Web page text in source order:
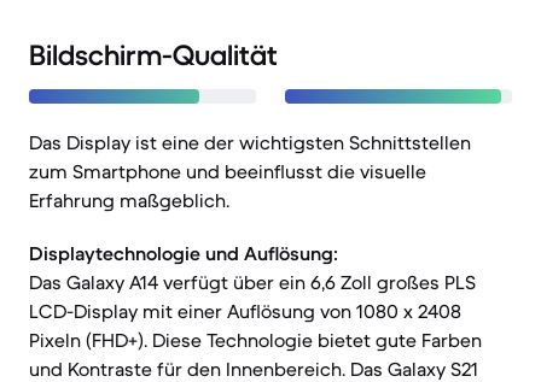
Bildschirm-Qualität
Das Display ist eine der wichtigsten Schnittstellen
zum Smartphone und beeinflusst die visuelle
Erfahrung maßgeblich.
Displaytechnologie und Auflösung:
Das Galaxy A14 verfügt über ein 6,6 Zoll großes PLS
LCD-Display mit einer Auflösung von 1080 x 2408
Pixeln (FHD+). Diese Technologie bietet gute Farben
und Kontraste für den Innenbereich. Das Galaxy S21